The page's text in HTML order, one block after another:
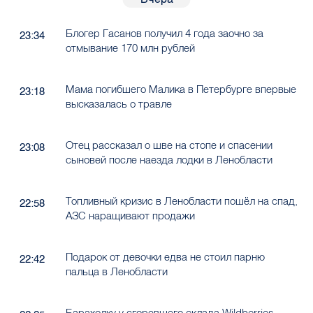
23:34
Блогер Гасанов получил 4 года заочно за
отмывание 170 млн рублей
23:18
Мама погибшего Малика в Петербурге впервые
высказалась о травле
23:08
Отец рассказал о шве на стопе и спасении
сыновей после наезда лодки в Ленобласти
22:58
Топливный кризис в Ленобласти пошёл на спад,
АЗС наращивают продажи
22:42
Подарок от девочки едва не стоил парню
пальца в Ленобласти